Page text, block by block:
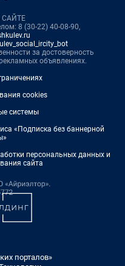
8 (30-22) 40-08-90,
за достоверность
объявлениях.
cookies
системы
«Подписка без баннерной
персональных данных и
сайта
порталов»